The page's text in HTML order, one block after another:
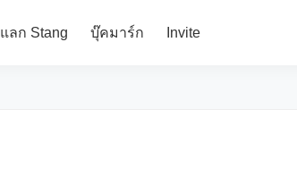
แลก Stang บุ๊คมาร์ก Invite